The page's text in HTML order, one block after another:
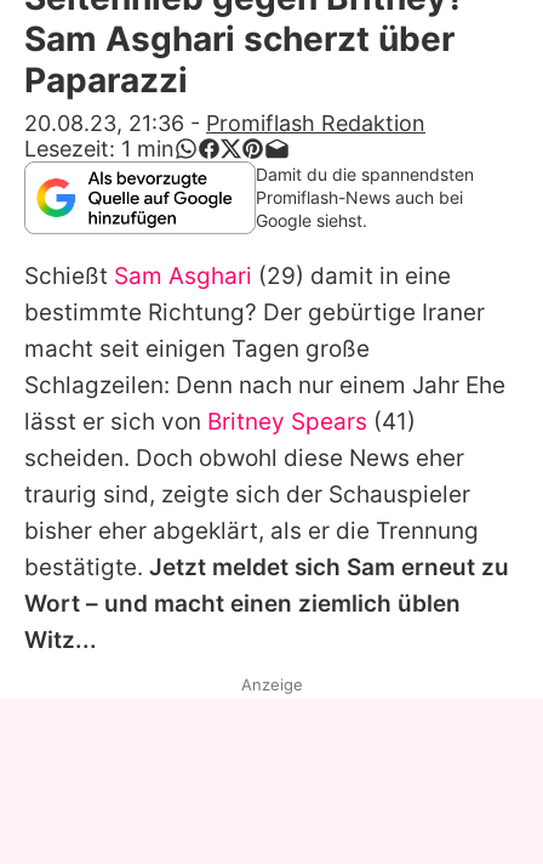
Alle Themen auf Promiflash
App runterladen
Team
Redaktionelle Richtlinien
Impressum
Datenschutzerklärung
Nutzungsbedingungen
Utiq verwalten
Sam Asghari scherzt über
Paparazzi
20.08.23, 21:36 - Promiflash Redaktion
Lesezeit: 1 min
Damit du die spannendsten
Promiflash-News auch bei
Google siehst.
Schießt Sam Asghari (29) damit in eine
bestimmte Richtung? Der gebürtige Iraner
macht seit einigen Tagen große
Schlagzeilen: Denn nach nur einem Jahr Ehe
lässt er sich von Britney Spears (41)
scheiden. Doch obwohl diese News eher
traurig sind, zeigte sich der Schauspieler
bisher eher abgeklärt, als er die Trennung
bestätigte. Jetzt meldet sich Sam erneut zu
Wort – und macht einen ziemlich üblen
Witz...
Anzeige